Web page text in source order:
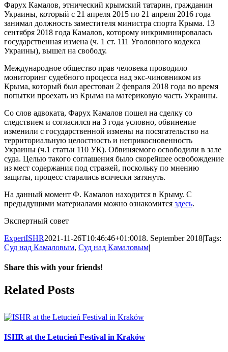
Фарух Камалов, этнический крымский татарин, гражданин
Украины, который с 21 апреля 2015 по 21 апреля 2016 года
занимал должность заместителя министра спорта Крыма. 13
сентября 2018 года Камалов, которому инкриминировалась
государственная измена (ч. 1 ст. 111 Уголовного кодекса
Украины), вышел на свободу.
Международное общество прав человека проводило
мониторинг судебного процесса над экс-чиновником из
Крыма, который был арестован 2 февраля 2018 года во время
попытки проехать из Крыма на материковую часть Украины.
Со слов адвоката, Фарух Камалов пошел на сделку со
следствием и согласился на 3 года условно, обвинение
изменили с государственной измены на посягательство на
территориальную целостность и неприкосновенность
Украины (ч.1 статьи 110 УК). Обвиняемого освободили в зале
суда. Целью такого соглашения было скорейшее освобождение
из мест содержания под стражей, поскольку по мнению
защиты, процесс старались всячески затянуть.
На данный момент Ф. Камалов находится в Крыму. С
предыдущими материалами можно ознакомится здесь.
Экспертный совет
ExpertISHR2021-11-26T10:46:46+01:0018. September 2018|Tags:
Суд над Камаловым, Суд над Камаловым|
Share this with your friends!
Facebook
X
Reddit
LinkedIn
Tumblr
Pinterest
Vk
Email
Related Posts
ISHR at the Letucień Festival in Kraków